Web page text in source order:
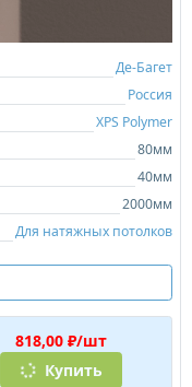
Де-Багет
Россия
XPS Polymer
80мм
40мм
2000мм
Для натяжных потолков
818,00 ₽/шт
Купить